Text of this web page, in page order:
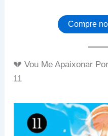
Compre
💔 Vou Me Apaixonar
11